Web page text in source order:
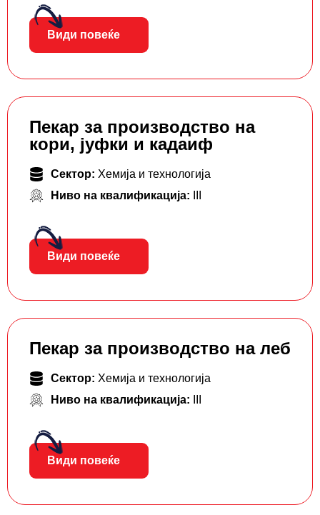
Види повеќе
Пекар за производство на
кори, јуфки и кадаиф
Сектор: Хемија и технологија
Ниво на квалификација:
Види повеќе
Пекар за производство на леб
Сектор: Хемија и технологија
Ниво на квалификација:
Види повеќе